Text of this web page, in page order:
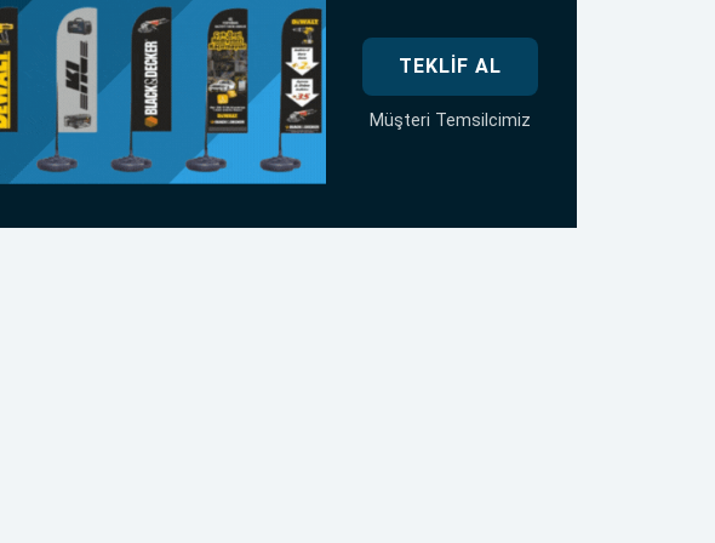
TEKLIF AL
Müşteri Temsilcimiz